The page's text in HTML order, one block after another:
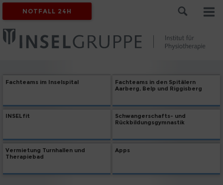
NOTFALL 24H
Fachteams im Inselspital
Fachteams in den Spitälern
Aarberg, Belp und Riggisberg
INSELfit
Schwangerschafts- und
Rückbildungsgymnastik
Vermietung Turnhallen und
Therapiebad
Apps